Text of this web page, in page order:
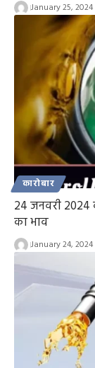
January 25, 2024
कारोबार
24 जनवरी
का भाव
January 24, 2024